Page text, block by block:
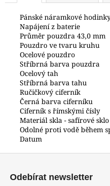
Pánské náramkové
Napájení z baterie
Průměr pouzdra 43,0 mm
Pouzdro ve tvaru kruhu
Ocelové pouzdro
Stříbrná barva pouzdra
Ocelový tah
Stříbrná barva tahu
Ručičkový ciferník
Černá barva ciferníku
Ciferník s římskými čísly
Materiál skla - safírové sklo
Odolné proti vodě během
Datum
j
HODINKY
ORIENT
LUG1C001BH
500
Kč
Odebírat newsletter